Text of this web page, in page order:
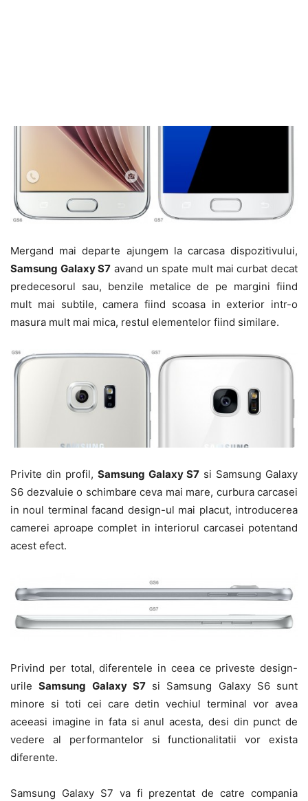
Mergand mai departe ajungem la carcasa dispozitivului,
Samsung Galaxy S7 avand un spate mult mai curbat decat
predecesorul sau, benzile metalice de pe margini fiind
mult mai subtile, camera fiind scoasa in exterior intr-o
masura mult mai mica, restul elementelor fiind similare.
Privite din profil, Samsung Galaxy S7 si Samsung Galaxy
S6 dezvaluie o schimbare ceva mai mare, curbura carcasei
in noul terminal facand design-ul mai placut, introducerea
camerei aproape complet in interiorul carcasei potentand
acest efect.
Privind per total, diferentele in ceea ce priveste design-
urileSamsung Galaxy S7si Samsung Galaxy S6 sunt
minore si toti cei care detin vechiul terminal vor avea
aceeasi imagine in fata si anul acesta, desi din punct de
vedere al performantelor si functionalitatii vor exista
diferente.
Samsung Galaxy S7 va fi prezentat de catre compania